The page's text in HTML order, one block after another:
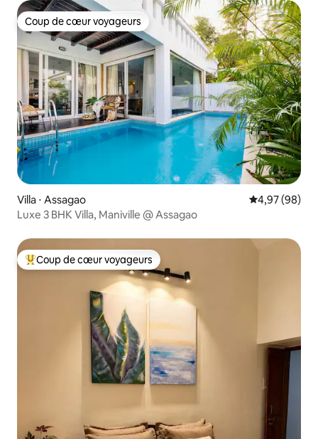
Coup de cœur voyageurs
Coup de cœur voyageurs
Villa ⋅ Assagao Évaluation
4,97 (98)
Luxe 3 BHK Villa, Maniville @ Assagao
Coups de cœur voyageurs les plus appréciés
Coup de cœur voyageurs